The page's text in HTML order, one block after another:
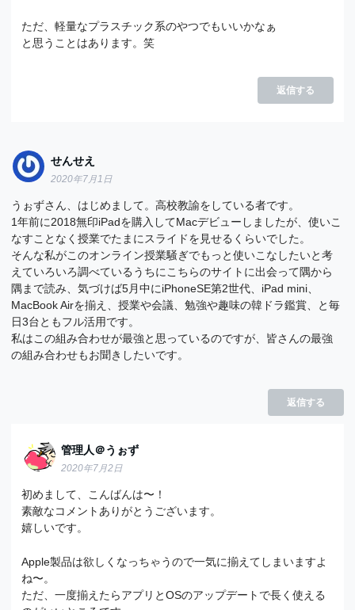
ただ、軽量なプラスチック系のやつでもいいかなぁ
と思うことはあります。笑
返信する
せんせえ
2020年7月1日
うぉずさん、はじめまして。高校教諭をしている者です。
1年前に2018無印iPadを購入してMacデビューしましたが、使いこ
なすことなく授業でたまにスライドを見せるくらいでした。
そんな私がこのオンライン授業騒ぎでもっと使いこなしたいと考
えていろいろ調べているうちにこちらのサイトに出会って隅から
隅まで読み、気づけば5月中にiPhoneSE第2世代、iPad mini、
MacBook Airを揃え、授業や会議、勉強や趣味の韓ドラ鑑賞、と毎
日3台ともフル活用です。
私はこの組み合わせが最強と思っているのですが、皆さんの最強
の組み合わせもお聞きしたいです。
返信する
管理人＠うぉず
2020年7月2日
初めまして、こんばんは〜！
素敵なコメントありがとうございます。
嬉しいです。
Apple製品は欲しくなっちゃうので一気に揃えてしまいますよ
ね〜。
ただ、一度揃えたらアプリとOSのアップデートで長く使える